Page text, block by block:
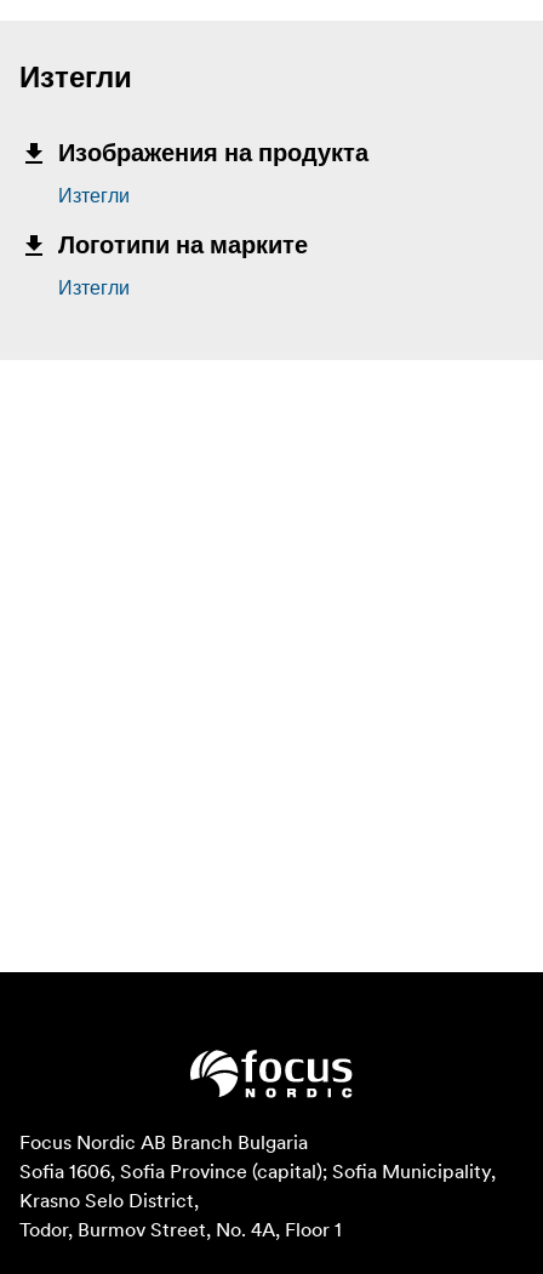
Изтегли
Изображения на продукта
Изтегли
Логотипи на марките
Изтегли
Focus Nordic AB Branch Bulgaria
Sofia 1606, Sofia Province (capital); Sofia Municipality,
Krasno Selo District,
Todor, Burmov Street, No. 4A, Floor 1